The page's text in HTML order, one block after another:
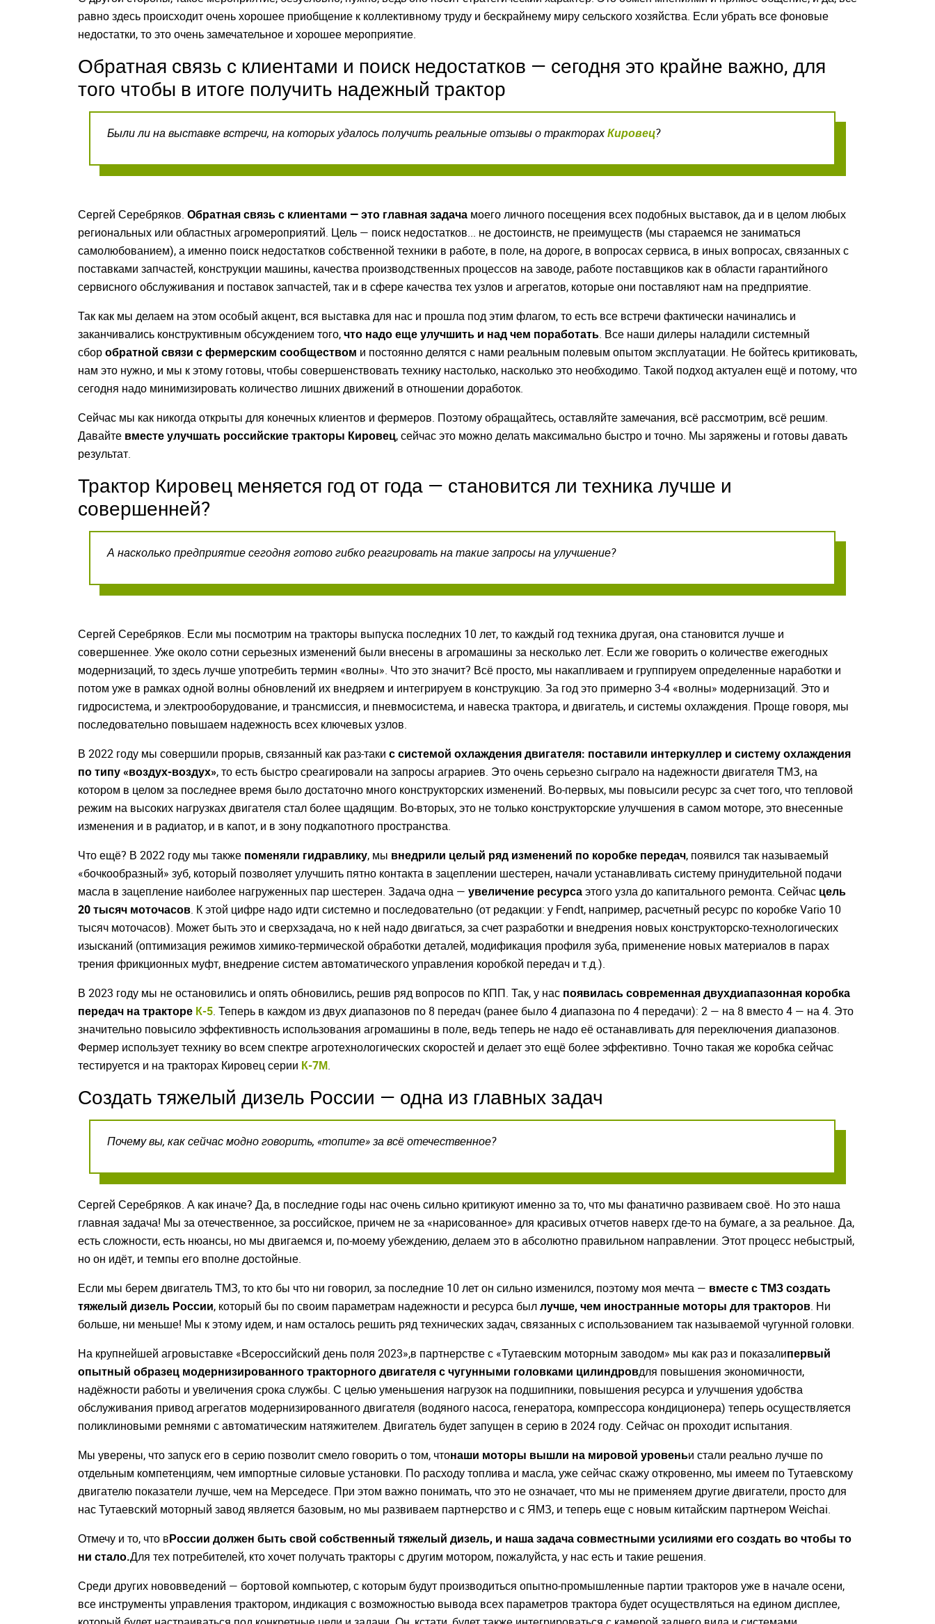
равно здесь происходит очень хорошее приобщение к коллективному труду и бескрайнему миру сельского хозяйства. Если убрать все фоновые
недостатки, то это очень замечательное и хорошее мероприятие.
Обратная связь с клиентами и поиск недостатков — сегодня это крайне важно, для
того чтобы в итоге получить надежный трактор
Были ли на выставке встречи, на которых удалось получить реальные отзывы о тракторахКировец?
Сергей Серебряков. Обратная связь с клиентами — это главная задача моего личного посещения всех подобных выставок, да и в целом любых
региональных или областных агромероприятий. Цель — поиск недостатков... не достоинств, не преимуществ (мы стараемся не заниматься
самолюбованием), а именно поиск недостатков собственной техники в работе, в поле, на дороге, в вопросах сервиса, в иных вопросах, связанных с
поставками запчастей, конструкции машины, качества производственных процессов на заводе, работе поставщиков как в области гарантийного
сервисного обслуживания и поставок запчастей, так и в сфере качества тех узлов и агрегатов, которые они поставляют нам на предприятие.
Так как мы делаем на этом особый акцент, вся выставка для нас и прошла под этим флагом, то есть все встречи фактически начинались и
заканчивались конструктивным обсуждением того,что надо еще улучшить и над чем поработать. Все наши дилеры наладили системный
сборобратной связи с фермерским сообществом и постоянно делятся с нами реальным полевым опытом эксплуатации. Не бойтесь критиковать,
нам это нужно, и мы к этому готовы, чтобы совершенствовать технику настолько, насколько это необходимо. Такой подход актуален ещё и потому, что
сегодня надо минимизировать количество лишних движений в отношении доработок.
Сейчас мы как никогда открыты для конечных клиентов и фермеров. Поэтому обращайтесь, оставляйте замечания, всё рассмотрим, всё решим.
Давайте вместе улучшать российские тракторы Кировец, сейчас это можно делать максимально быстро и точно. Мы заряжены и готовы давать
результат.
Трактор Кировец меняется год от года — становится ли техника лучше и
совершенней?
А насколько предприятие сегодня готово гибко реагировать на такие запросы на улучшение?
Сергей Серебряков. Если мы посмотрим на тракторы выпуска последних 10 лет, то каждый год техника другая, она становится лучше и
совершеннее. Уже около сотни серьезных изменений были внесены в агромашины за несколько лет. Если же говорить о количестве ежегодных
модернизаций, то здесь лучше употребить термин «волны». Что это значит? Всё просто, мы накапливаем и группируем определенные наработки и
потом уже в рамках одной волны обновлений их внедряем и интегрируем в конструкцию. За год это примерно 3-4 «волны» модернизаций. Это и
гидросистема, и электрооборудование, и трансмиссия, и пневмосистема, и навеска трактора, и двигатель, и системы охлаждения. Проще говоря, мы
последовательно повышаем надежность всех ключевых узлов.
В 2022 году мы совершили прорыв, связанный как раз-таки с системой охлаждения двигателя: поставили интеркуллер и систему охлаждения
по типу «воздух-воздух», то есть быстро среагировали на запросы аграриев. Это очень серьезно сыграло на надежности двигателя ТМЗ, на
котором в целом за последнее время было достаточно много конструкторских изменений. Во-первых, мы повысили ресурс за счет того, что тепловой
режим на высоких нагрузках двигателя стал более щадящим. Во-вторых, это не только конструкторские улучшения в самом моторе, это внесенные
изменения и в радиатор, и в капот, и в зону подкапотного пространства.
Что ещё? В 2022 году мы также поменяли гидравлику, мы внедрили целый ряд изменений по коробке передач, появился так называемый
«бочкообразный» зуб, который позволяет улучшить пятно контакта в зацеплении шестерен, начали устанавливать систему принудительной подачи
масла в зацепление наиболее нагруженных пар шестерен. Задача одна — увеличение ресурсаэтого узла до капитального ремонта. Сейчас цель
20 тысяч моточасов. К этой цифре надо идти системно и последовательно (от редакции: у Fendt, например, расчетный ресурс по коробке Vario 10
тысяч моточасов). Может быть это и сверхзадача, но к ней надо двигаться, за счет разработки и внедрения новых конструкторско-технологических
изысканий (оптимизация режимов химико-термической обработки деталей, модификация профиля зуба, применение новых материалов в парах
трения фрикционных муфт, внедрение систем автоматического управления коробкой передач и т.д.).
В 2023 году мы не остановились и опять обновились, решив ряд вопросов по КПП. Так, у нас появилась современная двухдиапазонная коробка
передач на тракторе К-5. Теперь в каждом из двух диапазонов по 8 передач (ранее было 4 диапазона по 4 передачи): 2 — на 8 вместо 4 — на 4. Это
значительно повысило эффективность использования агромашины в поле, ведь теперь не надо её останавливать для переключения диапазонов.
Фермер использует технику во всем спектре агротехнологических скоростей и делает это ещё более эффективно. Точно такая же коробка сейчас
тестируется и на тракторах Кировец серии К-7М.
Создать тяжелый дизель России — одна из главных задач
Почему вы, как сейчас модно говорить, «топите» за всё отечественное?
Сергей Серебряков. А как иначе? Да, в последние годы нас очень сильно критикуют именно за то, что мы фанатично развиваем своё. Но это наша
главная задача! Мы за отечественное, за российское, причем не за «нарисованное» для красивых отчетов наверх где-то на бумаге, а за реальное. Да,
есть сложности, есть нюансы, но мы двигаемся и, по-моему убеждению, делаем это в абсолютно правильном направлении. Этот процесс небыстрый,
но он идёт, и темпы его вполне достойные.
Если мы берем двигатель ТМЗ, то кто бы что ни говорил, за последние 10 лет он сильно изменился, поэтому моя мечта — вместе с ТМЗ создать
тяжелый дизель России, который бы по своим параметрам надежности и ресурса быллучше, чем иностранные моторы для тракторов. Ни
больше, ни меньше! Мы к этому идем, и нам осталось решить ряд технических задач, связанных с использованием так называемой чугунной головки.
На крупнейшей агровыставке «Всероссийский день поля 2023»,в партнерстве с «Тутаевским моторным заводом» мы как раз и показалипервый
опытный образец модернизированного тракторного двигателя с чугунными головками цилиндровдля повышения экономичности,
надёжности работы и увеличения срока службы. С целью уменьшения нагрузок на подшипники, повышения ресурса и улучшения удобства
обслуживания привод агрегатов модернизированного двигателя (водяного насоса, генератора, компрессора кондиционера) теперь осуществляется
поликлиновыми ремнями с автоматическим натяжителем. Двигатель будет запущен в серию в 2024 году. Сейчас он проходит испытания.
Мы уверены, что запуск его в серию позволит смело говорить о том, чтонаши моторы вышли на мировой уровеньи стали реально лучше по
отдельным компетенциям, чем импортные силовые установки. По расходу топлива и масла, уже сейчас скажу откровенно, мы имеем по Тутаевскому
двигателю показатели лучше, чем на Мерседесе. При этом важно понимать, что это не означает, что мы не применяем другие двигатели, просто для
нас Тутаевский моторный завод является базовым, но мы развиваем партнерство и с ЯМЗ, и теперь еще с новым китайским партнером Weichai.
Отмечу и то, что вРоссии должен быть свой собственный тяжелый дизель, и наша задача совместными усилиями его создать во чтобы то
ни стало.Для тех потребителей, кто хочет получать тракторы с другим мотором, пожалуйста, у нас есть и такие решения.
Среди других нововведений — бортовой компьютер, с которым будут производиться опытно-промышленные партии тракторов уже в начале осени,
все инструменты управления трактором, индикация с возможностью вывода всех параметров трактора будет осуществляться на едином дисплее,
Закрыть окно
ВОЙТИ
С возвращением!
Авторизуйтесь на сайте
введите свой логин и пароль
Приветствуем!
ЗАРЕГИСТРИРОВАТЬСЯ